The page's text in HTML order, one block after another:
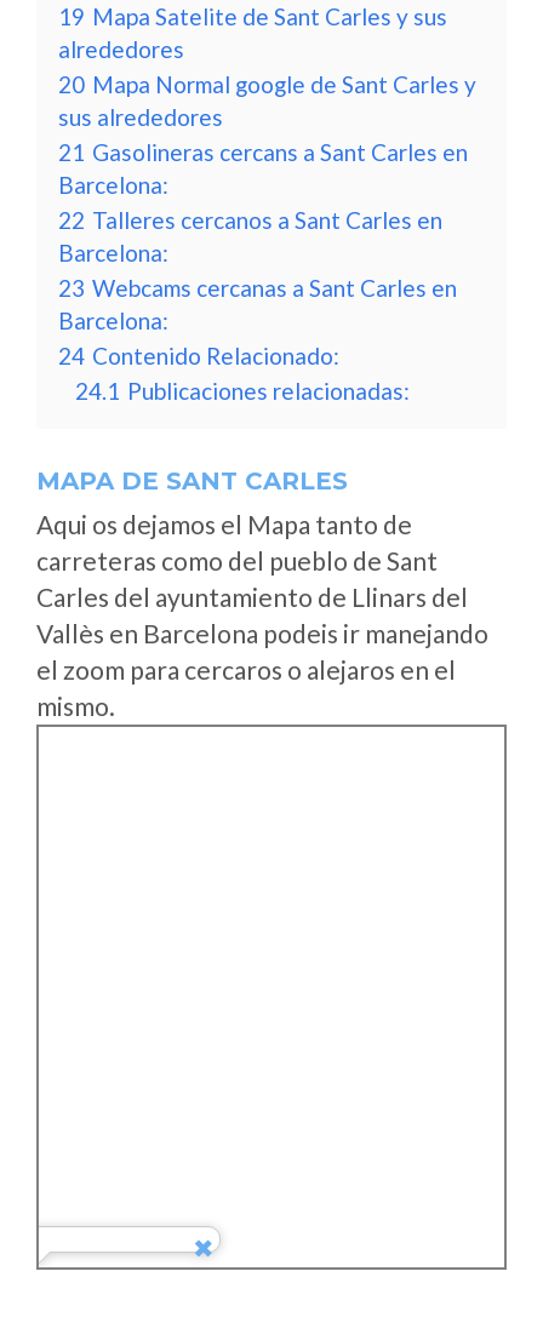
19 Mapa Satelite de Sant Carles y sus
alrededores
20 Mapa Normal google de Sant Carles y
sus alrededores
21 Gasolineras cercans a Sant Carles en
Barcelona:
22 Talleres cercanos a Sant Carles en
Barcelona:
23 Webcams cercanas a Sant Carles en
Barcelona:
24 Contenido Relacionado:
24.1 Publicaciones relacionadas:
MAPA DE SANT CARLES
Aqui os dejamos el Mapa tanto de
carreteras como del pueblo de Sant
Carles del ayuntamiento de Llinars del
Vallès en Barcelona podeis ir manejando
el zoom para cercaros o alejaros en el
mismo.